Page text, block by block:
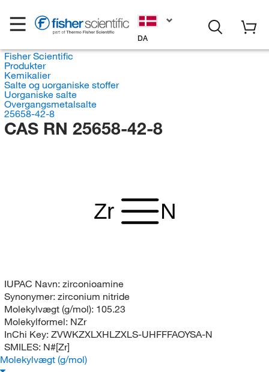
DA
Fisher Scientific
Produkter
Kemikalier
Salte og uorganiske stoffer
Uorganiske salte
Overgangsmetalsalte
25658-42-8
CAS RN 25658-42-8
N
Zr
IUPAC Navn: zirconioamine
Synonymer: zirconium nitride
Molekylvægt (g/mol): 105.23
Molekylformel: NZr
InChi Key: ZVWKZXLXHLZXLS-UHFFFAOYSA-N
SMILES: N#[Zr]
Molekylvægt (g/mol)